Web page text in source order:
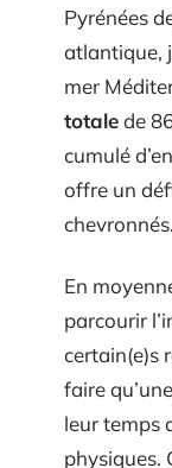
Pyrénées
atlantique,
mer
totalede
cumulé
offre un
chevronnés.
En
parcourir
certain(e)s
faire
leur temps
physiques.